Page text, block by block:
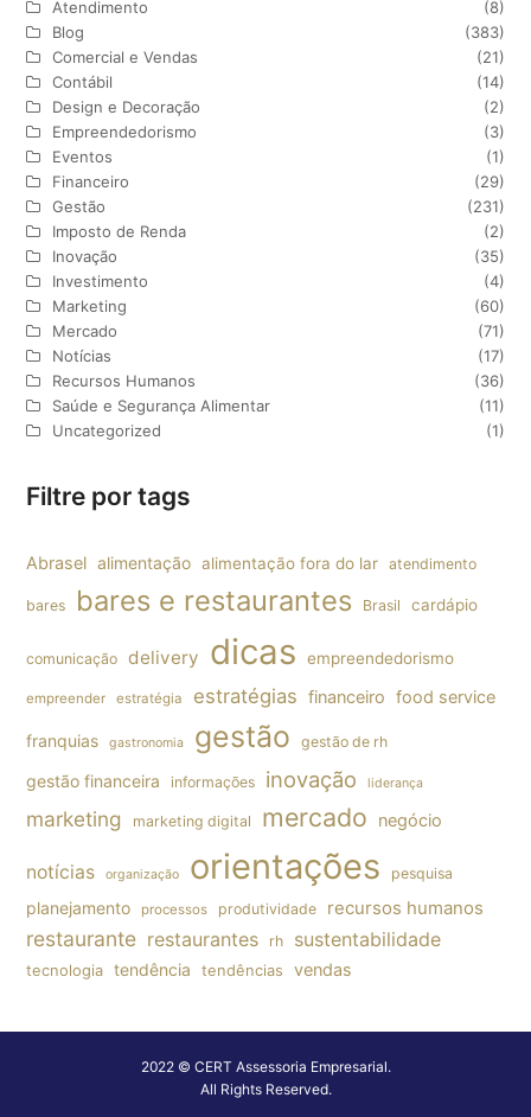
Atendimento
(8)
Blog
(383)
Comercial e Vendas
(21)
Contábil
(14)
Design e Decoração
(2)
Empreendedorismo
(3)
Eventos
(1)
Financeiro
(29)
Gestão
(231)
Imposto de Renda
(2)
Inovação
(35)
Investimento
(4)
Marketing
(60)
Mercado
(71)
Notícias
(17)
Recursos Humanos
(36)
Saúde e Segurança Alimentar
(11)
Uncategorized
(1)
Filtre por tags
Abrasel alimentação alimentação fora do lar atendimento
bares bares e restaurantes Brasil cardápio
comunicação delivery dicas empreendedorismo
empreender estratégia estratégias financeiro food service
franquias gastronomia gestão gestão de rh
gestão financeira informações inovação liderança
marketing marketing digital mercado negócio
notícias organização orientações pesquisa
planejamento processos produtividade recursos humanos
restaurante restaurantes rh sustentabilidade
tecnologia tendência tendências vendas
2022 © CERT Assessoria Empresarial.
All Rights Reserved.